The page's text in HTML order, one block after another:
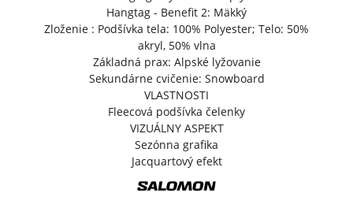
Hangtag - Benefit 2: Mäkký
Zloženie : Podšívka tela: 100% Polyester; Telo: 50%
akryl, 50% vlna
Základná prax: Alpské lyžovanie
Sekundárne cvičenie: Snowboard
VLASTNOSTI
Fleecová podšívka čelenky
VIZUÁLNY ASPEKT
Sezónna grafika
Jacquartový efekt